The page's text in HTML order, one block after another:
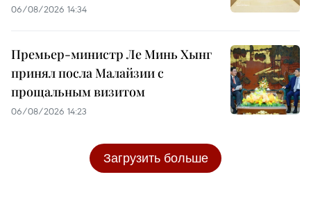
06/08/2026 14:34
Премьер-министр Ле Минь Хынг
принял посла Малайзии с
прощальным визитом
06/08/2026 14:23
Загрузить больше